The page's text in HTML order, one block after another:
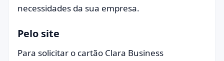
necessidades da sua empresa.
Pelo site
Para solicitar o cartão Clara Business